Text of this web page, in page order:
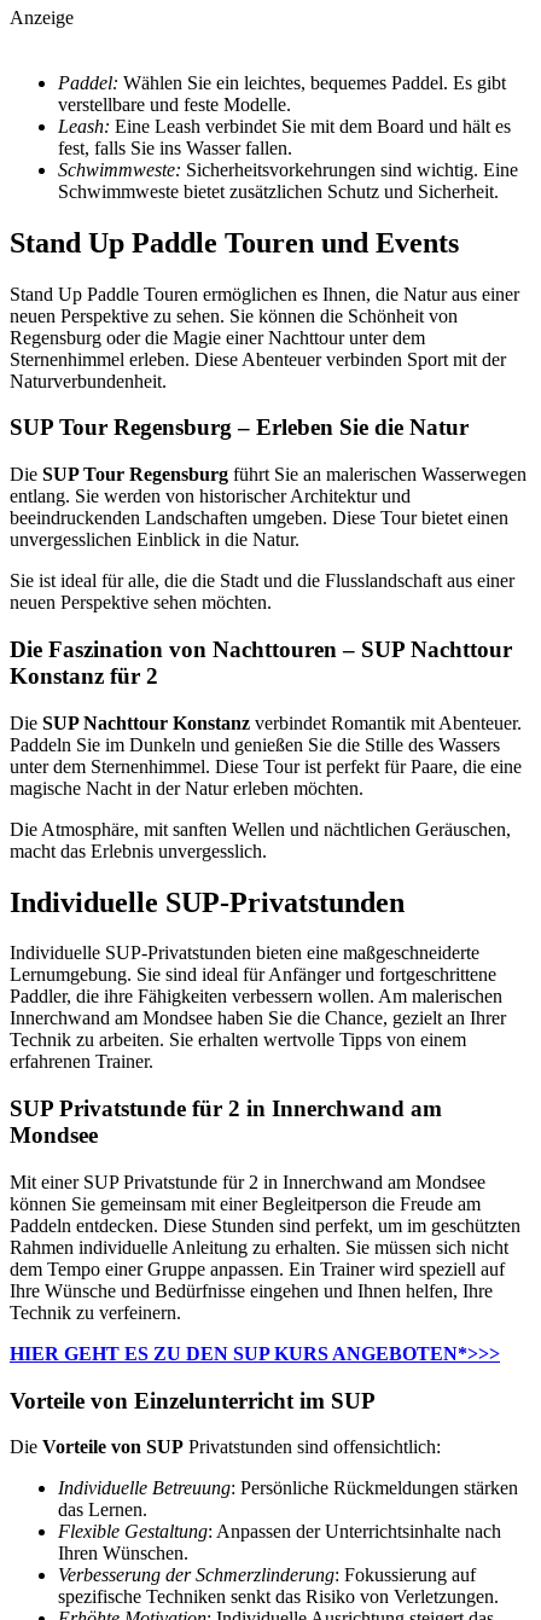
Anzeige
Paddel: Wählen Sie ein leichtes, bequemes Paddel. Es gibt
verstellbare und feste Modelle.
Leash: Eine Leash verbindet Sie mit dem Board und hält es
fest, falls Sie ins Wasser fallen.
Schwimmweste: Sicherheitsvorkehrungen sind wichtig. Eine
Schwimmweste bietet zusätzlichen Schutz und Sicherheit.
Stand Up Paddle Touren und Events
Stand Up Paddle Touren ermöglichen es Ihnen, die Natur aus einer
neuen Perspektive zu sehen. Sie können die Schönheit von
Regensburg oder die Magie einer Nachttour unter dem
Sternenhimmel erleben. Diese Abenteuer verbinden Sport mit der
Naturverbundenheit.
SUP Tour Regensburg – Erleben Sie die Natur
Die SUP Tour Regensburg führt Sie an malerischen Wasserwegen
entlang. Sie werden von historischer Architektur und
beeindruckenden Landschaften umgeben. Diese Tour bietet einen
unvergesslichen Einblick in die Natur.
Sie ist ideal für alle, die die Stadt und die Flusslandschaft aus einer
neuen Perspektive sehen möchten.
Die Faszination von Nachttouren – SUP Nachttour
Konstanz für 2
Die SUP Nachttour Konstanz verbindet Romantik mit Abenteuer.
Paddeln Sie im Dunkeln und genießen Sie die Stille des Wassers
unter dem Sternenhimmel. Diese Tour ist perfekt für Paare, die eine
magische Nacht in der Natur erleben möchten.
Die Atmosphäre, mit sanften Wellen und nächtlichen Geräuschen,
macht das Erlebnis unvergesslich.
Individuelle SUP-Privatstunden
Individuelle SUP-Privatstunden bieten eine maßgeschneiderte
Lernumgebung. Sie sind ideal für Anfänger und fortgeschrittene
Paddler, die ihre Fähigkeiten verbessern wollen. Am malerischen
Innerchwand am Mondsee haben Sie die Chance, gezielt an Ihrer
Technik zu arbeiten. Sie erhalten wertvolle Tipps von einem
erfahrenen Trainer.
SUP Privatstunde für 2 in Innerchwand am
Mondsee
Mit einer SUP Privatstunde für 2 in Innerchwand am Mondsee
können Sie gemeinsam mit einer Begleitperson die Freude am
Paddeln entdecken. Diese Stunden sind perfekt, um im geschützten
Rahmen individuelle Anleitung zu erhalten. Sie müssen sich nicht
dem Tempo einer Gruppe anpassen. Ein Trainer wird speziell auf
Ihre Wünsche und Bedürfnisse eingehen und Ihnen helfen, Ihre
Technik zu verfeinern.
HIER GEHT ES ZU DEN SUP KURS ANGEBOTEN*>>>
Vorteile von Einzelunterricht im SUP
Die Vorteile von SUP Privatstunden sind offensichtlich:
Individuelle Betreuung: Persönliche Rückmeldungen stärken
das Lernen.
Flexible Gestaltung: Anpassen der Unterrichtsinhalte nach
Ihren Wünschen.
Verbesserung der Schmerzlinderung: Fokussierung auf
spezifische Techniken senkt das Risiko von Verletzungen.